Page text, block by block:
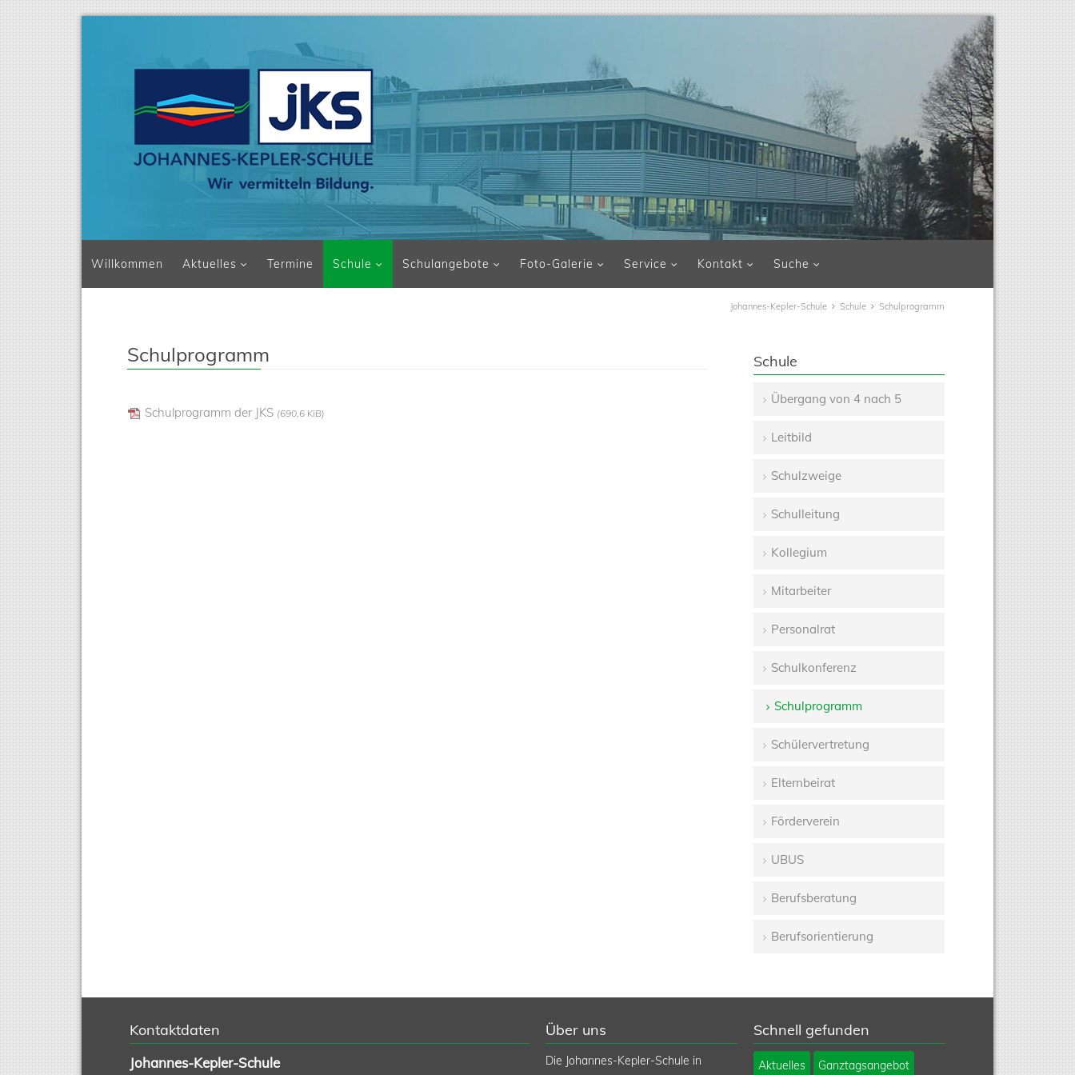
Navigation überspringen
Willkommen Aktuelles Termine Schule Schulangebote Foto-Galerie Service Kontakt Suche
Johannes-Kepler-Schule Schule Schulprogramm
Schulprogramm
Schulprogramm der JKS (690,6 KiB)
Schule
überspringen
Übergang von 4 nach 5
Leitbild
Schulzweige
Schulleitung
Kollegium
Mitarbeiter
Personalrat
Schulkonferenz
Schulprogramm
Schülervertretung
Elternbeirat
Förderverein
UBUS
Berufsberatung
Berufsorientierung
Kontaktdaten
Johannes-Kepler-Schule
Über uns
Die Johannes-Kepler-Schule in
Schnell gefunden
Navigation
Aktuelles Ganztagsangebot